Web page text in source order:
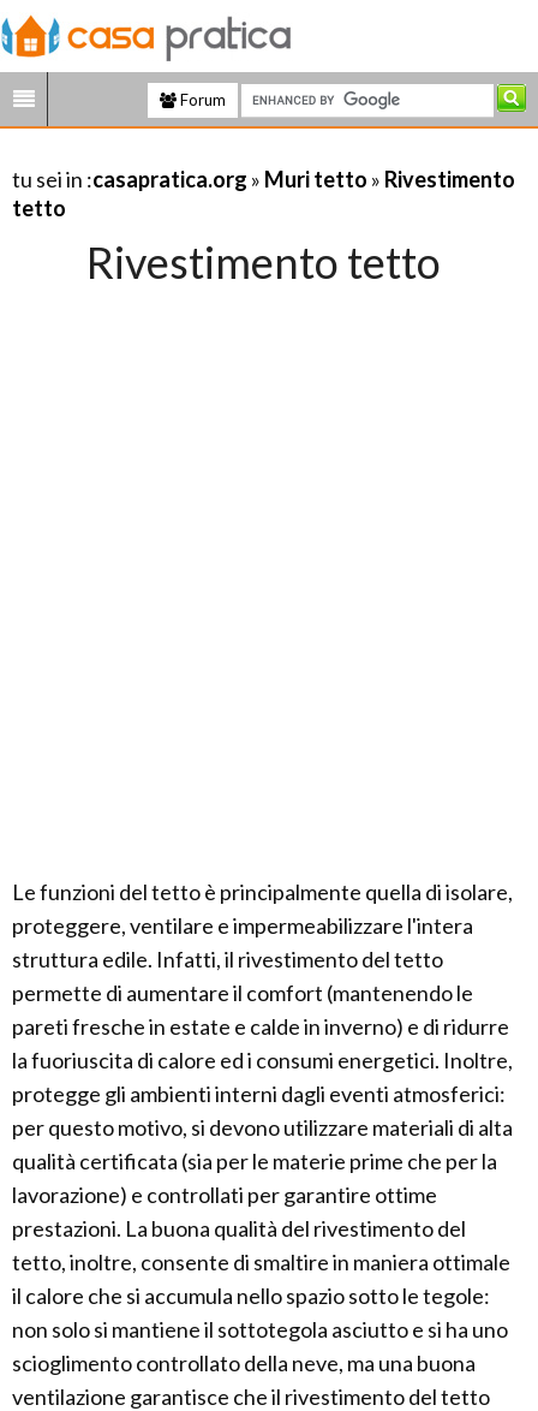
Forum
tu sei in :casapratica.org » Muri tetto » Rivestimento
tetto
Rivestimento tetto
Le funzioni del tetto è principalmente quella di isolare,
proteggere, ventilare e impermeabilizzare l'intera
struttura edile. Infatti, il rivestimento del tetto
permette di aumentare il comfort (mantenendo le
pareti fresche in estate e calde in inverno) e di ridurre
la fuoriuscita di calore ed i consumi energetici. Inoltre,
protegge gli ambienti interni dagli eventi atmosferici:
per questo motivo, si devono utilizzare materiali di alta
qualità certificata (sia per le materie prime che per la
lavorazione) e controllati per garantire ottime
prestazioni. La buona qualità del rivestimento del
tetto, inoltre, consente di smaltire in maniera ottimale
il calore che si accumula nello spazio sotto le tegole:
non solo si mantiene il sottotegola asciutto e si ha uno
scioglimento controllato della neve, ma una buona
ventilazione garantisce che il rivestimento del tetto